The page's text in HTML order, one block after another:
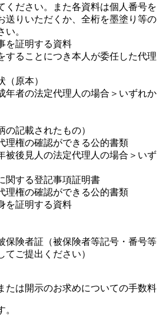
ください。また各資料は個人番号を
送りいただくか、全桁を墨塗り等の
い。
を証明する資料
することにつき本人が委任した代理
原本）
年者の法定代理人の場合＞いずれか
記載されたもの）
権の確認ができる公的書類
被後見人の法定代理人の場合＞いず
関する登記事項証明書
権の確認ができる公的書類
を証明する資料
険者証（被保険者等記号・番号等
てご提出ください）
たは開示のお求めについての手数料